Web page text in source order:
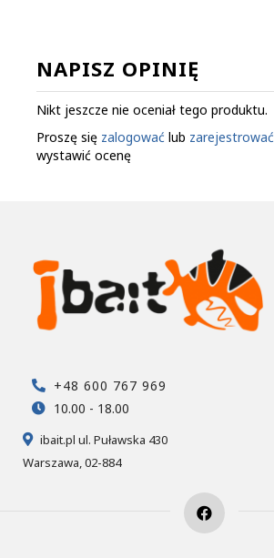
NAPISZ OPINIĘ
Nikt jeszcze nie oceniał tego produktu.
Proszę się zalogować lub zarejestrować
wystawić ocenę
+48 600 767 969
10.00 - 18.00
ibait.pl ul. Puławska 430
Warszawa, 02-884